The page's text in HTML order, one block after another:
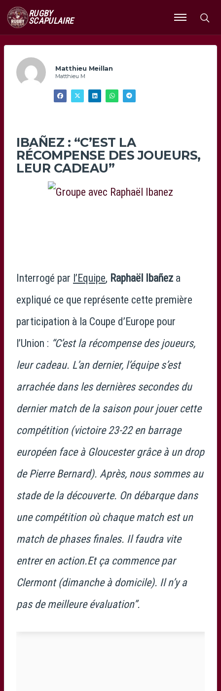
RUGBY
SCAPULAIRE
Ouvrir
le
Matthieu Meillan
Matthieu M
IBAÑEZ : “C’EST LA
RÉCOMPENSE DES JOUEURS,
LEUR CADEAU”
Interrogé par l’Equipe, Raphaël Ibañez a
expliqué ce que représente cette première
participation à la Coupe d’Europe pour
l’Union : “C’est la récompense des joueurs,
leur cadeau. L’an dernier, l’équipe s’est
arrachée dans les dernières secondes du
dernier match de la saison pour jouer cette
compétition (victoire 23-22 en barrage
européen face à Gloucester grâce à un drop
de Pierre Bernard). Après, nous sommes au
stade de la découverte. On débarque dans
une compétition où chaque match est un
match de phases finales. Il faudra vite
entrer en action.Et ça commence par
Clermont (dimanche à domicile). Il n’y a
pas de meilleure évaluation”.